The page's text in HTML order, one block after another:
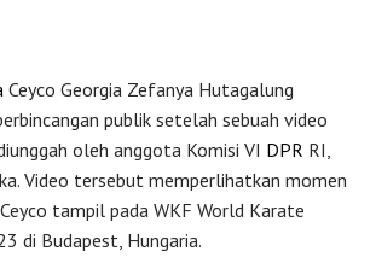
Ceyco Georgia Zefanya Hutagalung
publik setelah sebuah video
oleh anggota Komisi VI DPR RI,
Video tersebut memperlihatkan momen
tampil pada WKF World Karate
di Budapest, Hungaria.